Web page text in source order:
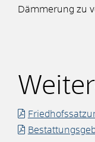
Dämmerung zu